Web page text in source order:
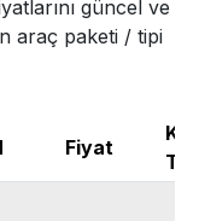
güncel ve
araç paketi / tipi
Fiyat